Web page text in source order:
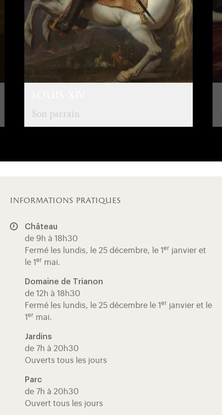
Son parrain
informations pratiques
Château
de 9h à 18h30
Fermé les lundis, le 25 décembre, le 1 er janvier et
le 1 er mai.
Domaine de Trianon
de 12h à 18h30
Fermé les lundis, le 25 décembre le 1 er janvier et le
1 er mai.
Jardins
de 7h à 20h30
Ouverts tous les jours
Parc
de 7h à 20h30
Ouvert tous les jours